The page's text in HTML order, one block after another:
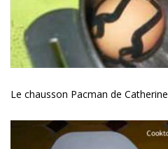
Le chausson Pacman de Catherine